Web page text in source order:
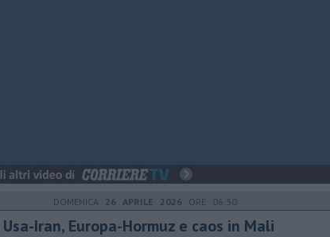
DOMENICA 26 APRILE 2026 ORE 06:30
Usa-Iran, Europa-Hormuz e caos in Mali